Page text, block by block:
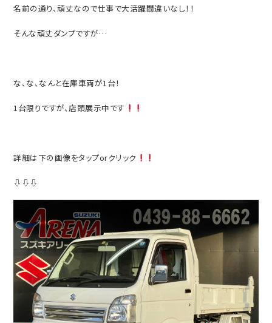
名前の通り、頑丈なので仕事で大活躍間違いなし！！
そんな頑丈ダンプですが…
な、な、なんと在庫車両が1台！
1台限りですが、店頭展示中です
詳細は下の画像をタップorクリック
⇩⇩⇩